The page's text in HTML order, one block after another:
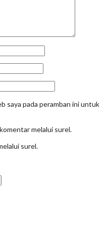
saya pada peramban ini untuk
melalui surel.
surel.